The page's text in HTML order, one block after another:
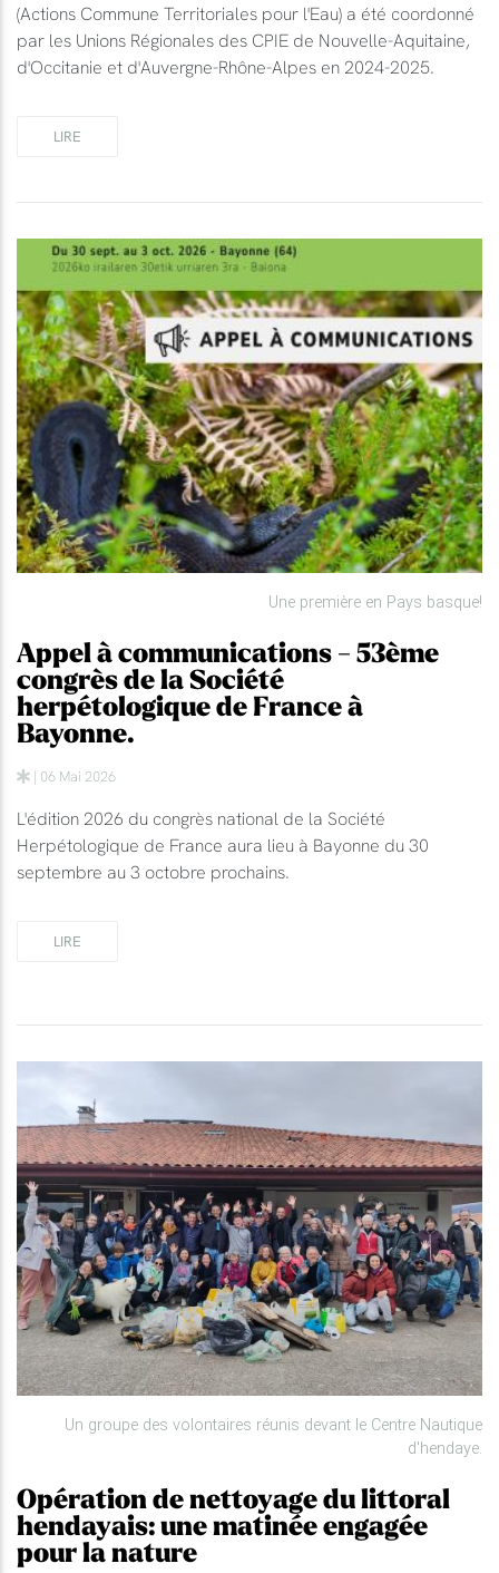
(Actions Commune Territoriales pour l'Eau) a été coordonné
par les Unions Régionales des CPIE de Nouvelle-Aquitaine,
d'Occitanie et d'Auvergne-Rhône-Alpes en 2024-2025.
LIRE
Une première en Pays basque!
Appel à communications - 53ème
congrès de la Société
herpétologique de France à
Bayonne.
| 06 Mai 2026
L'édition 2026 du congrès national de la Société
Herpétologique de France aura lieu à Bayonne du 30
septembre au 3 octobre prochains.
LIRE
Un groupe des volontaires réunis devant le Centre Nautique
d'hendaye.
Opération de nettoyage du littoral
hendayais: une matinée engagée
pour la nature